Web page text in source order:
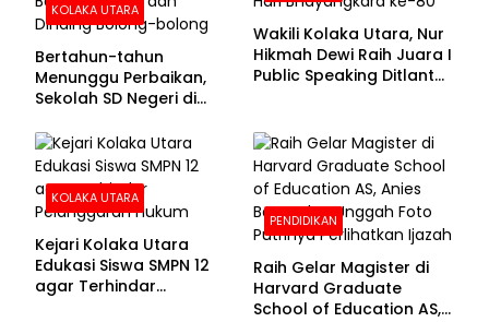
KOLAKA UTARA
Bertahun-tahun
Menunggu Perbaikan,
Sekolah SD Negeri di
Beralas Tanah dan
Dinding Bolong-bolong
Wakili Kolaka Utara, Nur
Hikmah Dewi Raih Juara I
Public Speaking Ditlantas
Bhayangkara ke-80
KOLAKA UTARA
Kejari Kolaka Utara
Edukasi Siswa SMPN 12
agar Terhindar
PENDIDIKAN
Raih Gelar Magister di
Harvard Graduate
School of Education AS,